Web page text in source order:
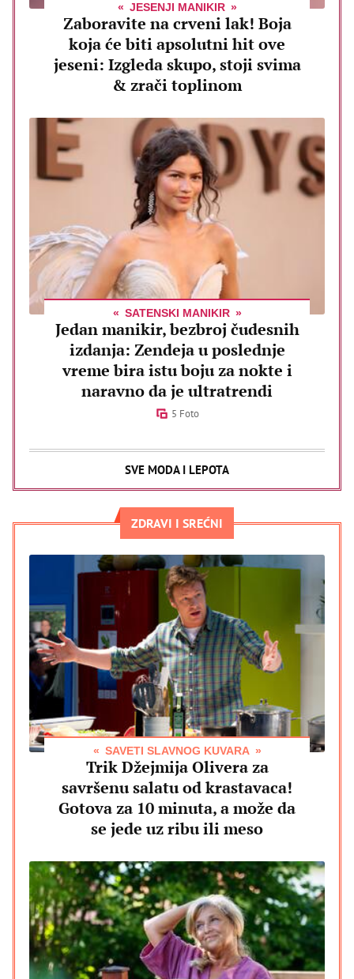
JESENJI MANIKIR
Zaboravite na crveni lak! Boja
koja će biti apsolutni hit ove
jeseni: Izgleda skupo, stoji svima
& zrači toplinom
SATENSKI MANIKIR
Jedan manikir, bezbroj čudesnih
izdanja: Zendeja u poslednje
vreme bira istu boju za nokte i
naravno da je ultratrendi
5 Foto
SVE MODA I LEPOTA
ZDRAVI I SREĆNI
SAVETI SLAVNOG KUVARA
Trik Džejmija Olivera za
savršenu salatu od krastavaca!
Gotova za 10 minuta, a može da
se jede uz ribu ili meso